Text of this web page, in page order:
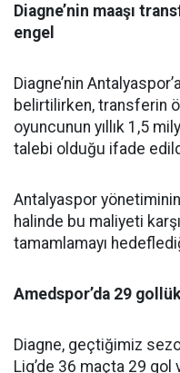
Diagne’nin maaşı
engel
Diagne’nin
belirtilirken, transferin
oyuncunun yıllık 1,5
talebi olduğu ifade
Antalyaspor
halinde bu maliyeti
tamamlamayı
Amedspor’da 29
Diagne, geçtiğimiz
Lig’de 36 maçta 29